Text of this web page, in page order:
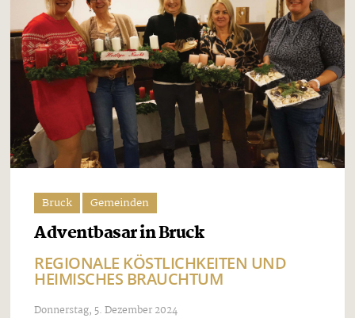
Bruck Gemeinden
Adventbasar in Bruck
REGIONALE KÖSTLICHKEITEN UND
HEIMISCHES BRAUCHTUM
Donnerstag, 5. Dezember 2024